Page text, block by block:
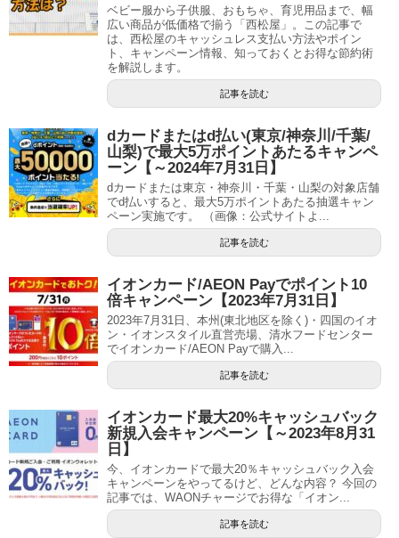
ベビー服から子供服、おもちゃ、育児用品まで、幅
広い商品が低価格で揃う「西松屋」。この記事で
は、西松屋のキャッシュレス支払い方法やポイン
ト、キャンペーン情報、知っておくとお得な節約術
を解説します。
記事を読む
dカードまたはd払い(東京/神奈川/千葉/
山梨)で最大5万ポイントあたるキャンペ
ーン【～2024年7月31日】
dカードまたは東京・神奈川・千葉・山梨の対象店舗
でd払いすると、最大5万ポイントあたる抽選キャン
ペーン実施です。 （画像：公式サイトよ...
記事を読む
イオンカード/AEON Payでポイント10
倍キャンペーン【2023年7月31日】
2023年7月31日、本州(東北地区を除く)・四国のイオ
ン・イオンスタイル直営売場、清水フードセンター
でイオンカード/AEON Payで購入...
記事を読む
イオンカード最大20%キャッシュバック
新規入会キャンペーン【～2023年8月31
日】
今、イオンカードで最大20％キャッシュバック入会
キャンペーンをやってるけど、どんな内容？ 今回の
記事では、WAONチャージでお得な「イオン...
記事を読む